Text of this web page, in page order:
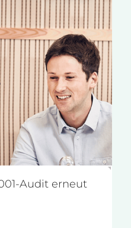
Audit erneut